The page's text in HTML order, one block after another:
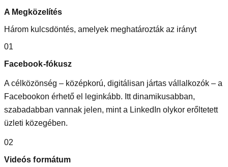
A Megközelítés
Három kulcsdöntés, amelyek meghatározták az irányt
01
Facebook-fókusz
A célközönség – középkorú, digitálisan jártas vállalkozók – a
Facebookon érhető el leginkább. Itt dinamikusabban,
szabadabban vannak jelen, mint a LinkedIn olykor erőltetett
üzleti közegében.
02
Videós formátum